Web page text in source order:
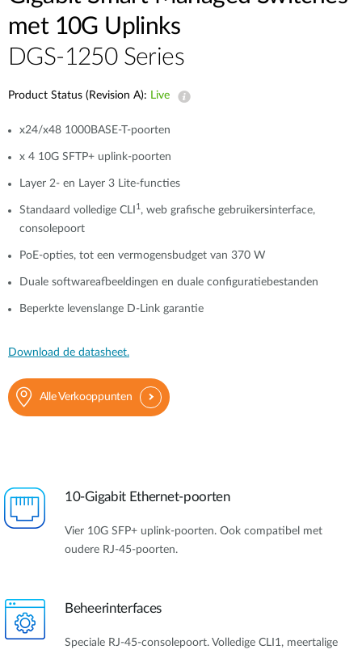
met 10G Uplinks
DGS-1250 Series
Product Status (Revision A): Live
x24/x48 1000BASE-T-poorten
x 4 10G SFTP+ uplink-poorten
Layer 2- en Layer 3 Lite-functies
Standaard volledige CLI 1 , web grafische gebruikersinterface,
consolepoort
PoE-opties, tot een vermogensbudget van 370 W
Duale softwareafbeeldingen en duale configuratiebestanden
Beperkte levenslange D-Link garantie
Download de datasheet.
Alle Verkooppunten
10-Gigabit Ethernet-poorten
Vier 10G SFP+ uplink-poorten. Ook compatibel met
oudere RJ-45-poorten.
Beheerinterfaces
Speciale RJ-45-consolepoort. Volledige CLI1, meertalige